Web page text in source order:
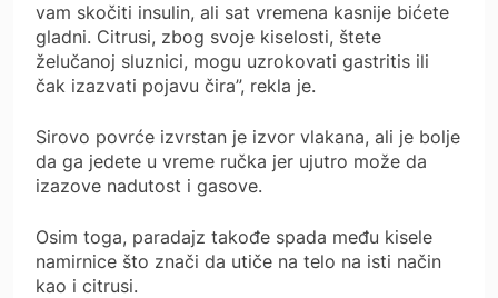
vam skočiti insulin, ali sat vremena kasnije bićete
gladni. Citrusi, zbog svoje kiselosti, štete
želučanoj sluznici, mogu uzrokovati gastritis ili
čak izazvati pojavu čira”, rekla je.
Sirovo povrće izvrstan je izvor vlakana, ali je bolje
da ga jedete u vreme ručka jer ujutro može da
izazove nadutost i gasove.
Osim toga, paradajz takođe spada među kisele
namirnice što znači da utiče na telo na isti način
kao i citrusi.